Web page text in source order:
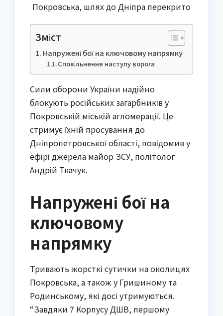
Покровська, шлях до Дніпра перекрито
Зміст
Напружені бої на ключовому напрямку
Сповільнення наступу ворога
Сили оборони України надійно
блокують російських загарбників у
Покровській міській агломерації. Це
стримує їхній просування до
Дніпропетровської області, повідомив у
ефірі джерела майор ЗСУ, політолог
Андрій Ткачук.
Напружені бої на
ключовому
напрямку
Тривають жорсткі сутички на околицях
Покровська, а також у Гришиному та
Родинському, які досі утримуються.
“Завдяки 7 Корпусу ДШВ, першому